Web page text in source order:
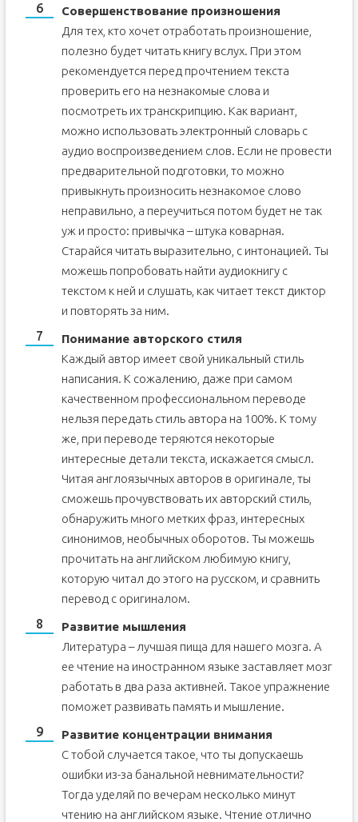
Совершенствование произношения
Для тех, кто хочет отработать произношение,
полезно будет читать книгу вслух. При этом
рекомендуется перед прочтением текста
проверить его на незнакомые слова и
посмотреть их транскрипцию. Как вариант,
можно использовать электронный словарь с
аудио воспроизведением слов. Если не провести
предварительной подготовки, то можно
привыкнуть произносить незнакомое слово
неправильно, а переучиться потом будет не так
уж и просто: привычка – штука коварная.
Старайся читать выразительно, с интонацией. Ты
можешь попробовать найти аудиокнигу с
текстом к ней и слушать, как читает текст диктор
и повторять за ним.
Понимание авторского стиля
Каждый автор имеет свой уникальный стиль
написания. К сожалению, даже при самом
качественном профессиональном переводе
нельзя передать стиль автора на 100%. К тому
же, при переводе теряются некоторые
интересные детали текста, искажается смысл.
Читая англоязычных авторов в оригинале, ты
сможешь прочувствовать их авторский стиль,
обнаружить много метких фраз, интересных
синонимов, необычных оборотов. Ты можешь
прочитать на английском любимую книгу,
которую читал до этого на русском, и сравнить
перевод с оригиналом.
Развитие мышления
Литература – лучшая пища для нашего мозга. А
ее чтение на иностранном языке заставляет мозг
работать в два раза активней. Такое упражнение
поможет развивать память и мышление.
Развитие концентрации внимания
С тобой случается такое, что ты допускаешь
ошибки из-за банальной невнимательности?
Тогда уделяй по вечерам несколько минут
чтению на английском языке. Чтение отлично